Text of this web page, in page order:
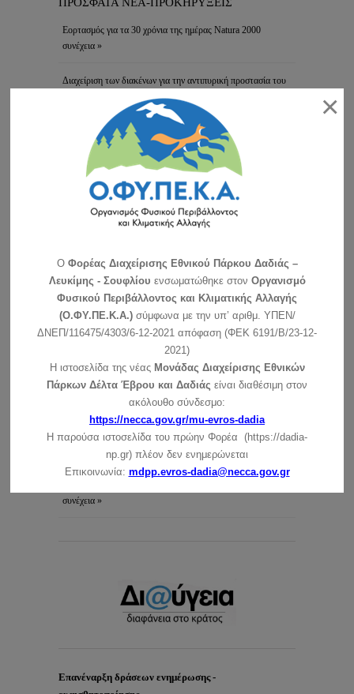
ΠΡΟΣΦΑΤΑ ΝΕΑ-ΠΡΟΚΗΡΥΞΕΙΣ
Εορτασμός για τα 30 χρόνια της ημέρας Natura 2000
συνέχεια »
Διαχείριση των διακένων για την αντιπυρική προστασία του
πανίδας στο δασικό σύμπλεγμα Δαδιάς-Λευκίμης-Σουφλίου
(περιοχή Πεσσάνης)
Το Δασαρχείο Σουφλίου προκηρύσσει ανοικτή διαδικασία για
τη σύναψη ηλεκτρονικής …συνέχεια »
Συμμετοχή της μονάδας διαχείρισης στην εκδήλωση του
δήμου Σουφλίου
Η Μονάδα Διαχείρισης Εθνικών Πάρκων Δέλτα Έβρου,
Ανακοίνωση για τη λειτουργία του Κέντρου Ενημέρωσης –
Κυριακές και αργίες
Αγαπητοί φίλοι του Εθνικού Πάρκου: Σας ανακοινώνουμε ότι
το Κέντρο …συνέχεια »
Ανακοίνωση για τη λειτουργία του ΚΕ την Πρωτοχρονιά
συνέχεια »
Ευχές για τις γιορτές των Χριστουγέννων και της
Πρωτοχρονιάς
συνέχεια »
Ανακοίνωση για τις ημέρες των Χριστουγέννων (25 –
συνέχεια »
Επανέναρξη δράσεων ενημέρωσης -
×
O Φορέας Διαχείρισης Εθνικού Πάρκου Δαδιάς –
Λευκίμης - Σουφλίου ενσωματώθηκε στον Οργανισμό
Φυσικού Περιβάλλοντος και Κλιματικής Αλλαγής
(Ο.ΦΥ.ΠΕ.Κ.Α.)σύμφωνα με την υπ’ αριθμ. ΥΠΕΝ/
ΔΝΕΠ/116475/4303/6-12-2021 απόφαση (ΦΕΚ 6191/Β/23-12-
2021)
Η ιστοσελίδα της νέας Μονάδας Διαχείρισης Εθνικών
Πάρκων Δέλτα Έβρου και Δαδιάς είναι διαθέσιμη στον
ακόλουθο σύνδεσμο:
https://necca.gov.gr/mu-evros-dadia
Η παρούσα ιστοσελίδα του πρώην Φορέα (https://dadia-
np.gr) πλέον δεν ενημερώνεται
Επικοινωνία: mdpp.evros-dadia@necca.gov.gr